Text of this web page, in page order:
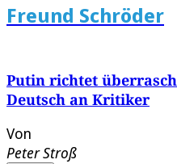
Freund Schröder
Putin richtet
Deutsch an Kritiker
Von
Peter Stroß